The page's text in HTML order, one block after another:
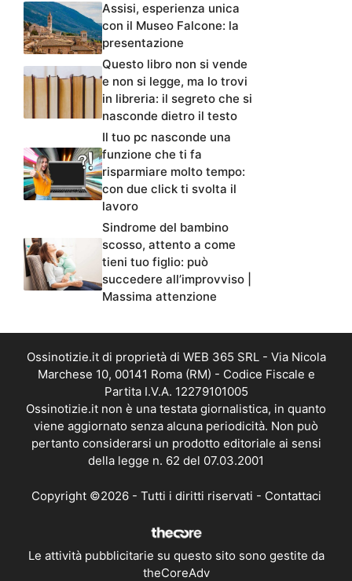
Assisi, esperienza unica
con il Museo Falcone: la
presentazione
Questo libro non si vende
e non si legge, ma lo trovi
in libreria: il segreto che si
nasconde dietro il testo
Il tuo pc nasconde una
funzione che ti fa
risparmiare molto tempo:
con due click ti svolta il
lavoro
Sindrome del bambino
scosso, attento a come
tieni tuo figlio: può
succedere all’improvviso |
Massima attenzione
Ossinotizie.it di proprietà di WEB 365 SRL - Via Nicola
Marchese 10, 00141 Roma (RM) - Codice Fiscale e
Partita I.V.A. 12279101005
Ossinotizie.it non è una testata giornalistica, in quanto
viene aggiornato senza alcuna periodicità. Non può
pertanto considerarsi un prodotto editoriale ai sensi
della legge n. 62 del 07.03.2001
Copyright ©2026 - Tutti i diritti riservati - Contattaci
Le attività pubblicitarie su questo sito sono gestite da
theCoreAdv